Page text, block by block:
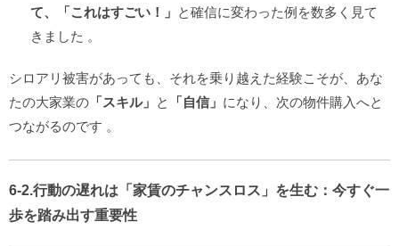
て、
「これはすごい！」 と確信に変わった例を数多く見て
きました 。
シロアリ被害があっても、それを乗り越えた経験こそが、あな
たの大家業の 「スキル」 と 「自信」 になり、次の物件購入へと
つながるのです 。
6-2.行動の遅れは「家賃のチャンスロス」を生む：今すぐ一
歩を踏み出す重要性